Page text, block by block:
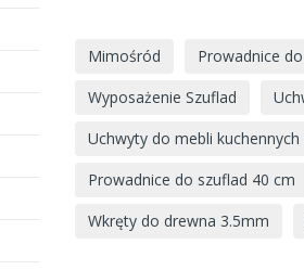
Mimośród Prowadnice
Wyposażenie Szuflad
Uchwyty do mebli
Prowadnice do szuflad 40 cm
Wkręty do drewna 3.5mm